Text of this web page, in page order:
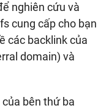
nghiên cứu và
cung cấp cho bạn
các backlink của
domain) và
bên thứ ba